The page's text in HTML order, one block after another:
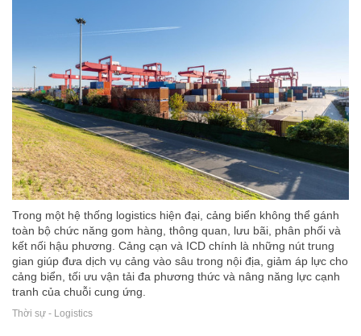
Trong một hệ thống logistics hiện đại, cảng biển không thể gánh
toàn bộ chức năng gom hàng, thông quan, lưu bãi, phân phối và
kết nối hậu phương. Cảng cạn và ICD chính là những nút trung
gian giúp đưa dịch vụ cảng vào sâu trong nội địa, giảm áp lực cho
cảng biển, tối ưu vận tải đa phương thức và nâng năng lực cạnh
tranh của chuỗi cung ứng.
Thời sự - Logistics